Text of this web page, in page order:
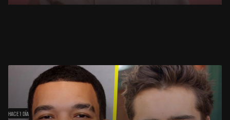
HACE 1 DÍA